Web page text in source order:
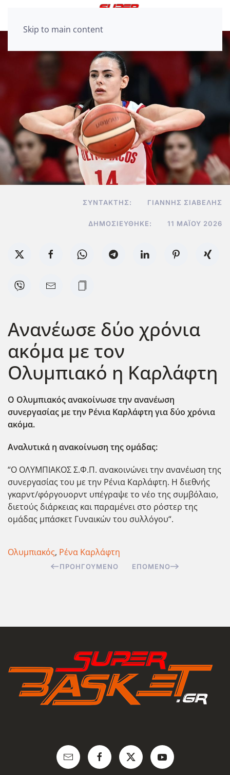
Skip to main content
ΣΥΝΤΆΚΤΗΣ: ΓΙΆΝΝΗΣ ΣΙΑΒΕΛΉΣ
ΔΗΜΟΣΙΕΎΘΗΚΕ: 11 ΜΑΪ́ΟΥ 2026
Ανανέωσε δύο χρόνια
ακόμα με τον
Ολυμπιακό η Καρλάφτη
Ο Ολυμπιακός ανακοίνωσε την ανανέωση
συνεργασίας με την Ρένια Καρλάφτη για δύο χρόνια
ακόμα.
Αναλυτικά η ανακοίνωση της ομάδας:
“Ο ΟΛΥΜΠΙΑΚΟΣ Σ.Φ.Π. ανακοινώνει την ανανέωση της
συνεργασίας του με την Ρένια Καρλάφτη. Η διεθνής
γκαρντ/φόργουορντ υπέγραψε το νέο της συμβόλαιο,
διετούς διάρκειας και παραμένει στο ρόστερ της
ομάδας μπάσκετ Γυναικών του συλλόγου“.
Ολυμπιακός, Ρένα Καρλάφτη
ΠΡΟΗΓΟΎΜΕΝΟ ΕΠΌΜΕΝΟ